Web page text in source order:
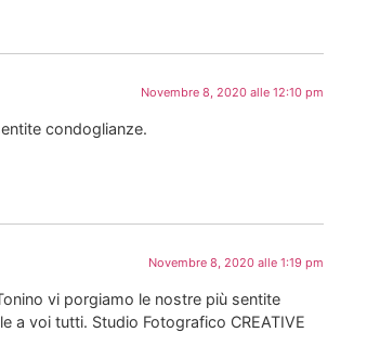
Novembre 8, 2020 alle 12:10 pm
condoglianze.
Novembre 8, 2020 alle 1:19 pm
vi porgiamo le nostre più sentite
a voi tutti. Studio Fotografico CREATIVE